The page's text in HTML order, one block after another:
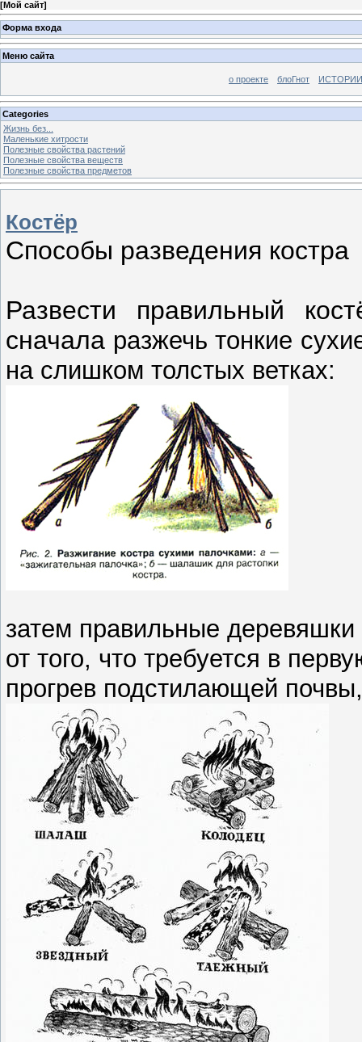
[Мой сайт]
Форма входа
Меню сайта
о проекте блоГнот
Categories
Жизнь без...
Маленькие хитрости
Полезные свойства растений
Полезные свойства веществ
Полезные свойства предметов
Костёр
Способы разведения костра
Развести правильный
сначала разжечь тонкие
на слишком толстых ветках:
затем правильные
от того, что требуется в
прогрев подстилающей